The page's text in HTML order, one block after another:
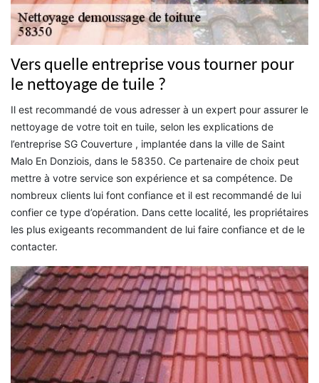
Vers quelle entreprise vous tourner pour
le nettoyage de tuile ?
Il est recommandé de vous adresser à un expert pour assurer le
nettoyage de votre toit en tuile, selon les explications de
l’entreprise SG Couverture , implantée dans la ville de Saint
Malo En Donziois, dans le 58350. Ce partenaire de choix peut
mettre à votre service son expérience et sa compétence. De
nombreux clients lui font confiance et il est recommandé de lui
confier ce type d’opération. Dans cette localité, les propriétaires
les plus exigeants recommandent de lui faire confiance et de le
contacter.